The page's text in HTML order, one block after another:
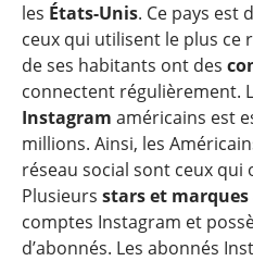
les États-Unis. Ce pays est
ceux qui utilisent le plus ce
de ses habitants ont des
connectent régulièrement.
Instagram américains est
millions. Ainsi, les
réseau social sont ceux qui
Plusieurs stars et
comptes Instagram et
d’abonnés. Les abonnés